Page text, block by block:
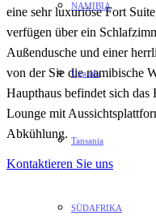
NAMIBIA
Uganda
Tansania
SÜDAFRIKA
eine sehr luxuriöse Fort
verfügen über ein
Außendusche und einer
von der Sie die namibische
Haupthaus befindet sich das
Lounge mit
Abkühlung.
Kontaktieren Sie uns